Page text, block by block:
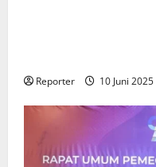
Reporter 10 Juni 2025